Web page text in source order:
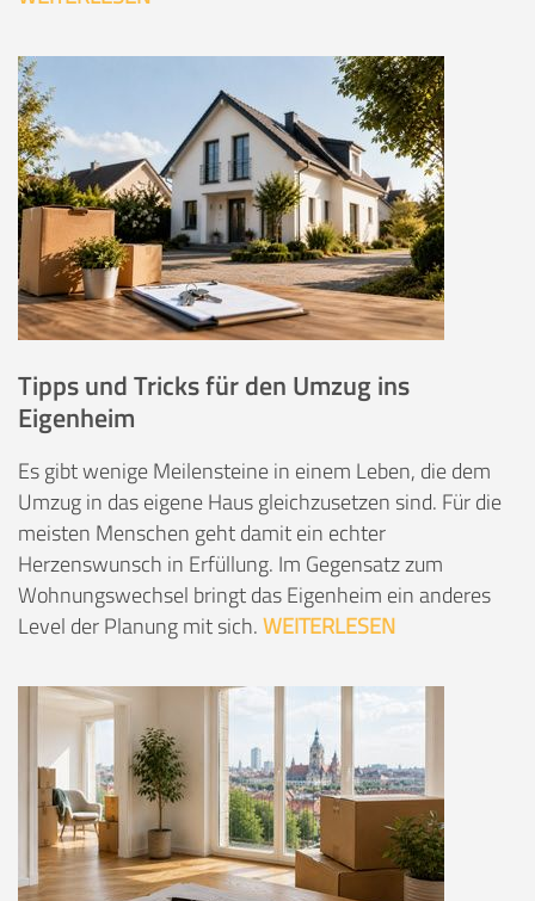
Tipps und Tricks für den Umzug ins
Eigenheim
Es gibt wenige Meilensteine in einem Leben, die dem
Umzug in das eigene Haus gleichzusetzen sind. Für die
meisten Menschen geht damit ein echter
Herzenswunsch in Erfüllung. Im Gegensatz zum
Wohnungswechsel bringt das Eigenheim ein anderes
Level der Planung mit sich.WEITERLESEN